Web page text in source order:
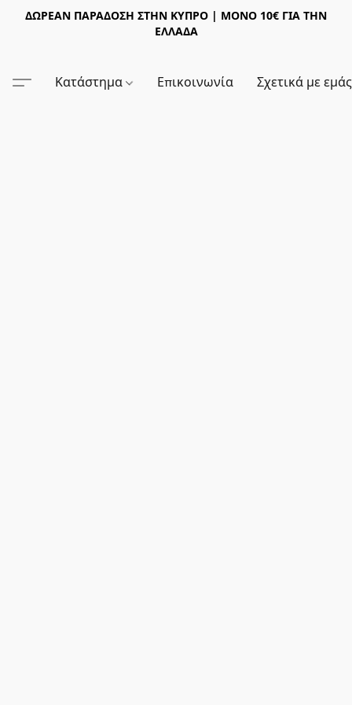
ΔΩΡΕΑΝ ΠΑΡΑΔΟΣΗ ΣΤΗΝ ΚΥΠΡΟ | ΜΟΝΟ 10€ ΓΙΑ ΤΗΝ
ΕΛΛΑΔΑ
Κατάστημα Επικοινωνία Σχετικά με εμάς